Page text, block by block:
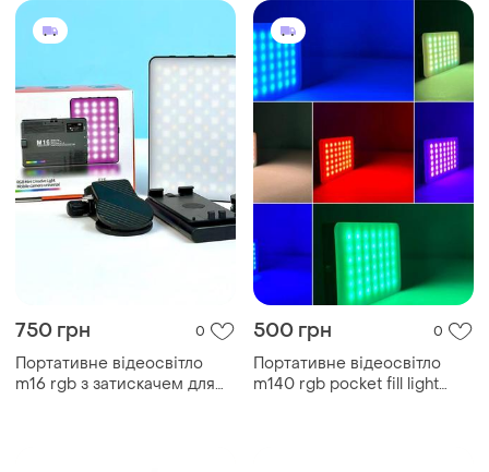
750 грн 0
Портативне відеосвітло
m16 rgb з затискачем для
500 грн 0
Портативне відеосвітло
m140 rgb pocket fill light